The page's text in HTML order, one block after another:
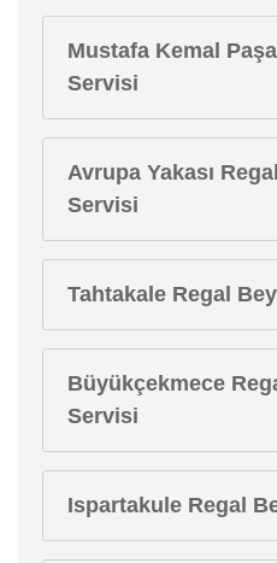
Mustafa Kemal
Servisi
Avrupa Yakası
Servisi
Tahtakale Regal
Büyükçekmece
Servisi
Ispartakule Regal